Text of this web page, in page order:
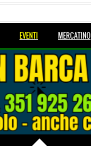
EVENTI MERCATINO